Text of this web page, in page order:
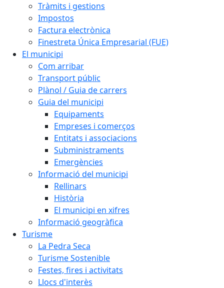
Tràmits i gestions
Impostos
Factura electrònica
Finestreta Única Empresarial (FUE)
El municipi
Com arribar
Transport públic
Plànol / Guia de carrers
Guia del municipi
Equipaments
Empreses i comerços
Entitats i associacions
Subministraments
Emergències
Informació del municipi
Rellinars
Història
El municipi en xifres
Informació geogràfica
Turisme
La Pedra Seca
Turisme Sostenible
Festes, fires i activitats
Llocs d'interès